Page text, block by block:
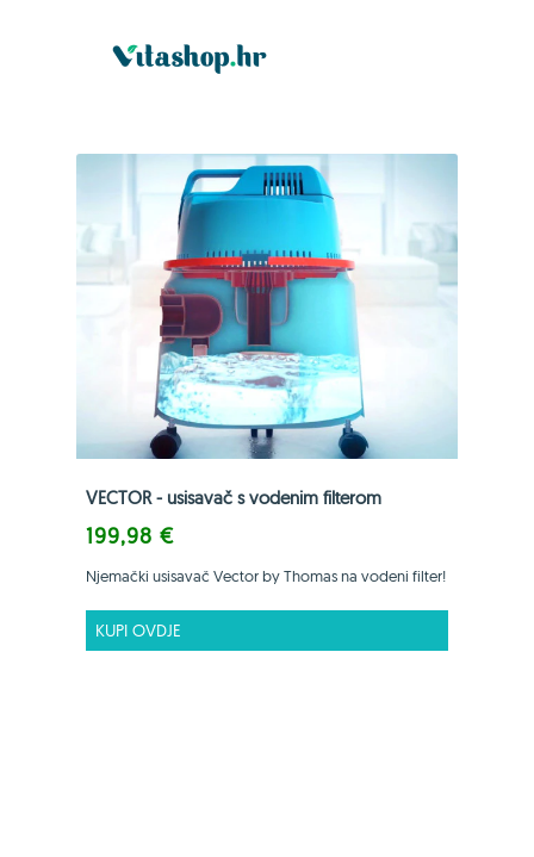
VECTOR - usisavač s vodenim filterom
199,98 €
Njemački usisavač Vector by Thomas na vodeni filter!
KUPI OVDJE